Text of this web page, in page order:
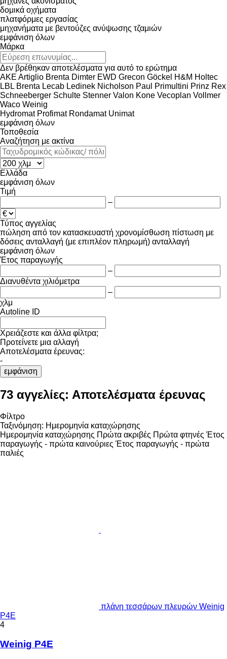
δομικά οχήματα
πλατφόρμες εργασίας
μηχανήματα με βεντούζες ανύψωσης τζαμιών
εμφάνιση όλων
Μάρκα
Δεν βρέθηκαν αποτελέσματα για αυτό το ερώτημα
AKE Artiglio Brenta Dimter EWD Grecon Göckel H&M Holtec
LBL Brenta Lecab Ledinek Nicholson Paul Primultini Prinz Rex
Schneeberger Schulte Stenner Valon Kone Vecoplan Vollmer
Waco Weinig
Hydromat Profimat Rondamat Unimat
εμφάνιση όλων
Τοποθεσία
Αναζήτηση με ακτίνα
Ελλάδα
εμφάνιση όλων
Τιμή
–
Τύπος αγγελίας
πώληση από τον κατασκευαστή χρονομίσθωση πίστωση με
δόσεις ανταλλαγή (με επιπλέον πληρωμή) ανταλλαγή
εμφάνιση όλων
Έτος παραγωγής
–
Διανυθέντα χιλιόμετρα
–
χλμ
Autoline ID
Χρειάζεστε και άλλα φίλτρα;
Προτείνετε μια αλλαγή
Αποτελέσματα έρευνας:
-
εμφάνιση
73 αγγελίες: Αποτελέσματα έρευνας
Φίλτρο
Ταξινόμηση: Ημερομηνία καταχώρησης
Ημερομηνία καταχώρησης Πρώτα ακριβές Πρώτα φτηνές Έτος
παραγωγής - πρώτα καινούριες Έτος παραγωγής - πρώτα
παλιές
πλάνη τεσσάρων πλευρών Weinig
P4E
4
Weinig P4E